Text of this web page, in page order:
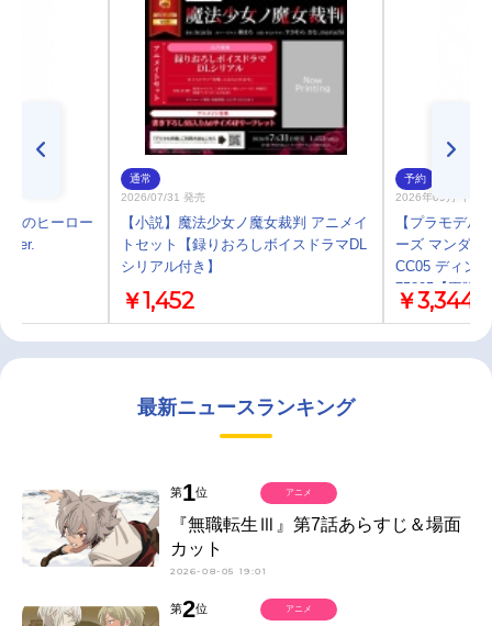
僕のヒーロー
ver.
通常
2026/07/31 発売
【小説】魔法少女ノ魔女裁判 アニメイ
トセット【録りおろしボイスドラマDL
シリアル付き】
￥1,452
予約
2026年09月 中 発
【プラモデル
ーズ マンダロ
CC05 ディン
75805【再販】
￥3,344
最新ニュースランキング
第1位
『無職転生Ⅲ』第7話あらすじ＆場面
カット
2026-08-05 19:01
アニメ
第2位 アニメ